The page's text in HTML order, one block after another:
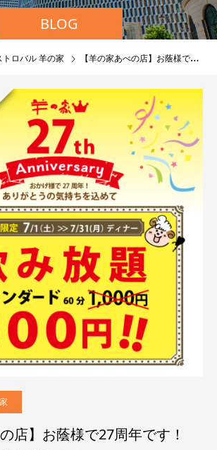
BLOG
トロバル 羊の家 【羊の家あべの店】お蔭様で27周年です！
店】お蔭様で27周年です！